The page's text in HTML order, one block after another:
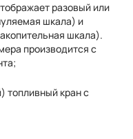
разовый или
шкала) и
шкала).
производится с
топливный кран с